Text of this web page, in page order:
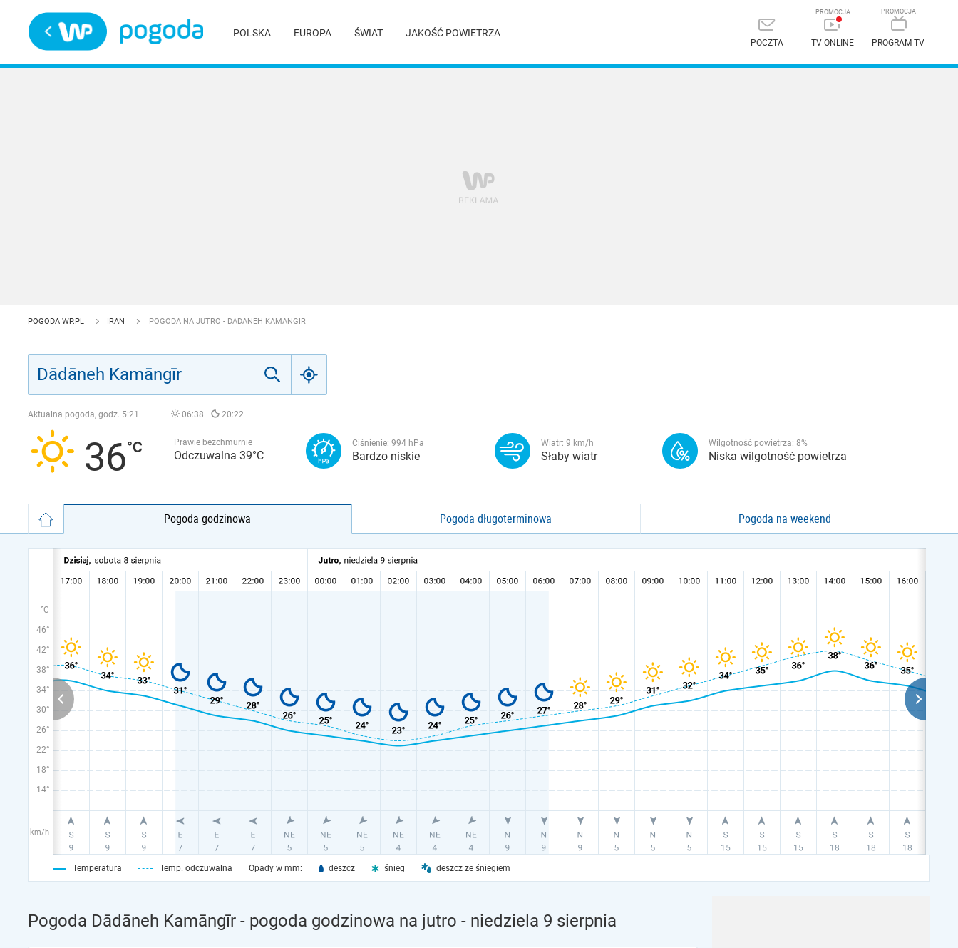
POLSKA EUROPA ŚWIAT JAKOŚĆ POWIETRZA
POCZTA TV ONLINE PROGRAM TV
POGODA WP.PL IRAN POGODA NA JUTRO - DĀDĀNEH KAMĀNGĪR
Aktualna pogoda, godz. 5:21 06:38 20:22
36 Prawie bezchmurnie
Odczuwalna 39°C
Ciśnienie: 994 hPa
Bardzo niskie
Wiatr: 9 km/h
Słaby wiatr
Wilgotność powietrza: 8%
Niska wilgotność powietrza
Pogoda godzinowa Pogoda długoterminowa Pogoda na weekend
°C
46°
42°
38°
34°
30°
26°
22°
18°
14°
km/h
Temperatura Temp. odczuwalna Opady w mm: deszcz śnieg deszcz ze śniegiem
Pogoda Dādāneh Kamāngīr - pogoda godzinowa na jutro - niedziela 9 sierpnia